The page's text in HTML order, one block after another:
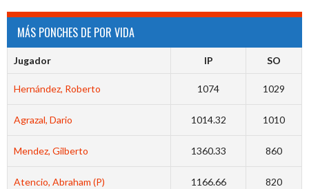
MÁS PONCHES DE POR VIDA
Jugador IP SO
Hernández, Roberto 1074 1029
Agrazal, Dario 1014.32 1010
Mendez, Gilberto 1360.33 860
Atencio, Abraham (P) 1166.66 820